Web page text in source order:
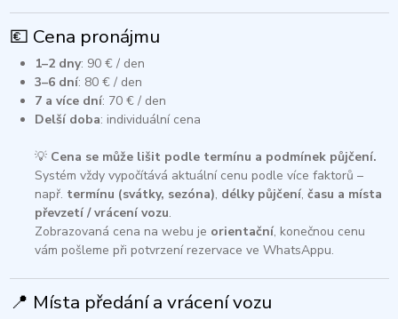
💶 Cena pronájmu
1–2 dny: 90 € / den
3–6 dní: 80 € / den
7 a více dní: 70 € / den
Delší doba: individuální cena​
💡 Cena se může lišit podle termínu a podmínek půjčení.
Systém vždy vypočítává aktuální cenu podle více faktorů –
např. termínu (svátky, sezóna), délky půjčení, času a místa
převzetí / vrácení vozu.
Zobrazovaná cena na webu je orientační, konečnou cenu
vám pošleme při potvrzení rezervace ve WhatsAppu.
📍 Místa předání a vrácení vozu